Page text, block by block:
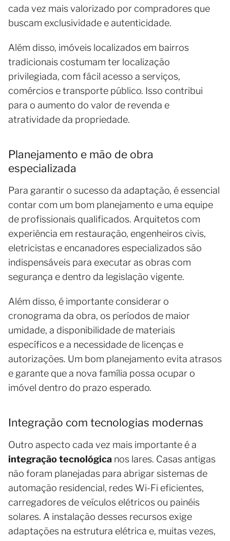
cada vez mais valorizado por compradores que
buscam exclusividade e autenticidade.
Além disso, imóveis localizados em bairros
tradicionais costumam ter localização
privilegiada, com fácil acesso a serviços,
comércios e transporte público. Isso contribui
para o aumento do valor de revenda e
atratividade da propriedade.
Planejamento e mão de obra
especializada
Para garantir o sucesso da adaptação, é essencial
contar com um bom planejamento e uma equipe
de profissionais qualificados. Arquitetos com
experiência em restauração, engenheiros civis,
eletricistas e encanadores especializados são
indispensáveis para executar as obras com
segurança e dentro da legislação vigente.
Além disso, é importante considerar o
cronograma da obra, os períodos de maior
umidade, a disponibilidade de materiais
específicos e a necessidade de licenças e
autorizações. Um bom planejamento evita atrasos
e garante que a nova família possa ocupar o
imóvel dentro do prazo esperado.
Integração com tecnologias modernas
Outro aspecto cada vez mais importante é a
integração tecnológica nos lares. Casas antigas
não foram planejadas para abrigar sistemas de
automação residencial, redes Wi-Fi eficientes,
carregadores de veículos elétricos ou painéis
solares. A instalação desses recursos exige
adaptações na estrutura elétrica e, muitas vezes,